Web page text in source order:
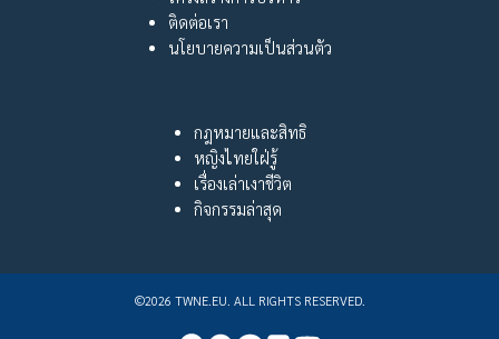
ติดต่อเรา
นโยบายความเป็นส่วนตัว
กฎหมายและสิทธิ
หญิงไทยใฝ่รู้
เรื่องเล่าเงาชีวิต
กิจกรรมล่าสุด
©2026 TWNE.EU. ALL RIGHTS RESERVED.